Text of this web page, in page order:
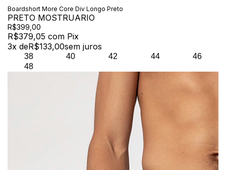
Boardshort More Core Div Longo Preto
PRETO MOSTRUARIO
R$399,00
R$379,05 com Pix
3x deR$133,00sem juros
38 40 42 44
46
48